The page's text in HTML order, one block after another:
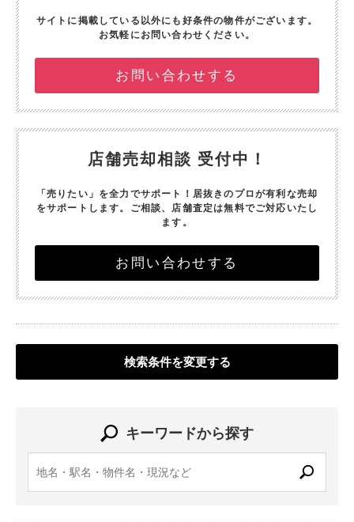
サイトに掲載している以外にも好条件の物件がございます。
お気軽にお問い合わせください。
お問い合わせする
店舗売却相談 受付中！
「売りたい」を全力でサポート！ 居抜きのプロが有利な売却
をサポートします。 ご相談、店舗査定は無料でご対応いたし
ます。
お問い合わせする
検索条件を変更する
キーワードから探す